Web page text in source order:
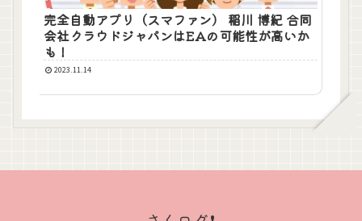
完全自動アプリ（スマファン） 稲川 博紀 合同
会社クラウドジャパンはEAの可能性が高いか
も！
2023.11.14